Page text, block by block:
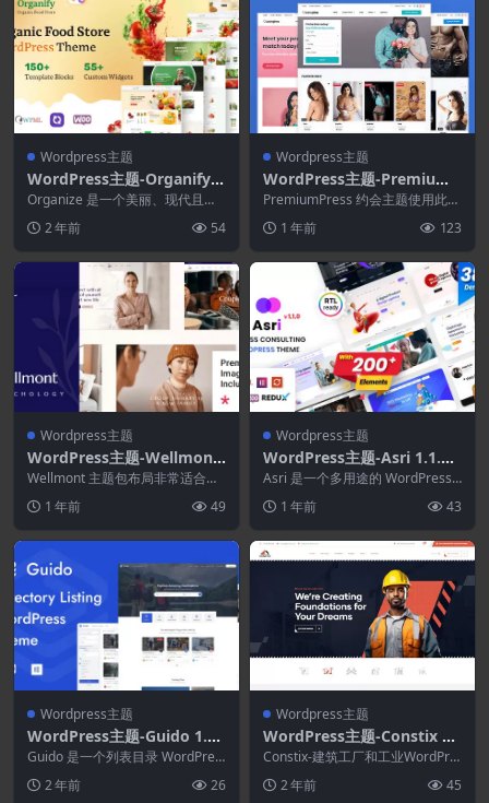
Wordpress主题
WordPress主题-Organify
1.0.0–有机食品WordPress
主题
Organize 是一个美丽、现代且响
s ...2 年前 54
Wordpress主题
WordPress主题-PremiumP
ress Dating Theme 11.1.5
PremiumPress 约会主题使用此
1 年前 123
Wordpress主题
WordPress主题-Wellmont
1.1–心理学和咨询主题
Wellmont 主题包布局非常适合精
询治疗，以及...
1 年前 49
Wordpress主题
WordPress主题-Asri 1.1.4–
多用途Elementor WordPre
ss主题
Asri 是一个多用途的 WordPress
E... 1 年前 43
Wordpress主题
WordPress主题-Guido 1.0.
31–目录列表WordPress主题
Guido 是一个列表目录 WordPres
或全...2 年前 26
Wordpress主题
WordPress主题-Constix 1.
0.2-建筑工业WordPress主
题
Constix-建筑工厂和工业WordPre
业、...2 年前 45